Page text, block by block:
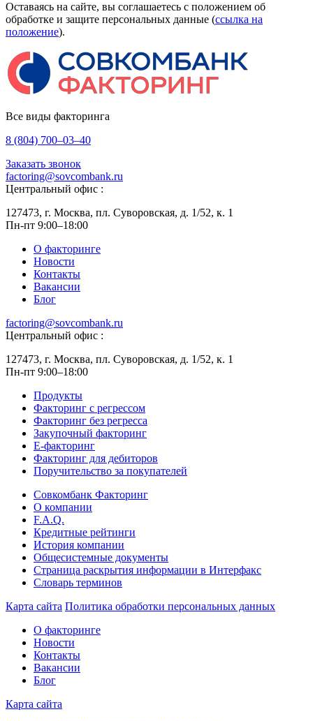
Оставаясь на сайте, вы соглашаетесь с положением об
обработке и защите персональных данные (ссылка на
положение).
Все виды факторинга
8 (804) 700–03–40
Заказать звонок
factoring@sovcombank.ru
Центральный офис :
127473, г. Москва, пл. Суворовская, д. 1/52, к. 1
Пн-пт 9:00–18:00
О факторинге
Новости
Контакты
Вакансии
Блог
factoring@sovcombank.ru
Центральный офис :
127473, г. Москва, пл. Суворовская, д. 1/52, к. 1
Пн-пт 9:00–18:00
Продукты
Факторинг с регрессом
Факторинг без регресса
Закупочный факторинг
E-факторинг
Факторинг для дебиторов
Поручительство за покупателей
Совкомбанк Факторинг
О компании
F.A.Q.
Кредитные рейтинги
История компании
Общесистемные документы
Страница раскрытия информации в Интерфакс
Словарь терминов
Карта сайта Политика обработки персональных данных
О факторинге
Новости
Контакты
Вакансии
Блог
Карта сайта